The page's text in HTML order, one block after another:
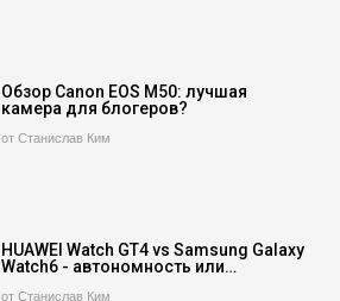
Обзор Canon EOS M50: лучшая
камера для блогеров?
от Станислав Ким
HUAWEI Watch GT4 vs Samsung Galaxy
Watch6 - автономность или…
от Станислав Ким